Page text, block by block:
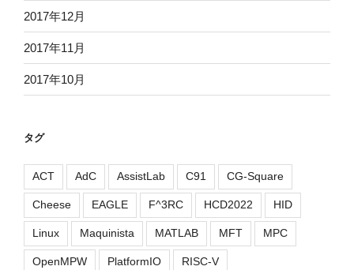
2017年12月
2017年11月
2017年10月
タグ
ACT AdC AssistLab C91 CG-Square
Cheese EAGLE F^3RC HCD2022 HID
Linux Maquinista MATLAB MFT MPC
OpenMPW PlatformIO RISC-V